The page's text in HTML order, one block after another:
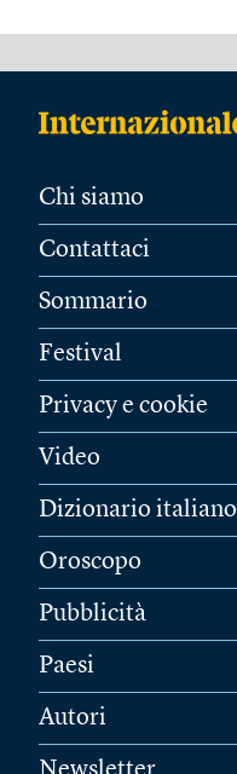
Chi siamo
Contattaci
Sommario
Festival
Privacy e cookie
Video
Dizionario italiano
Oroscopo
Pubblicità
Paesi
Autori